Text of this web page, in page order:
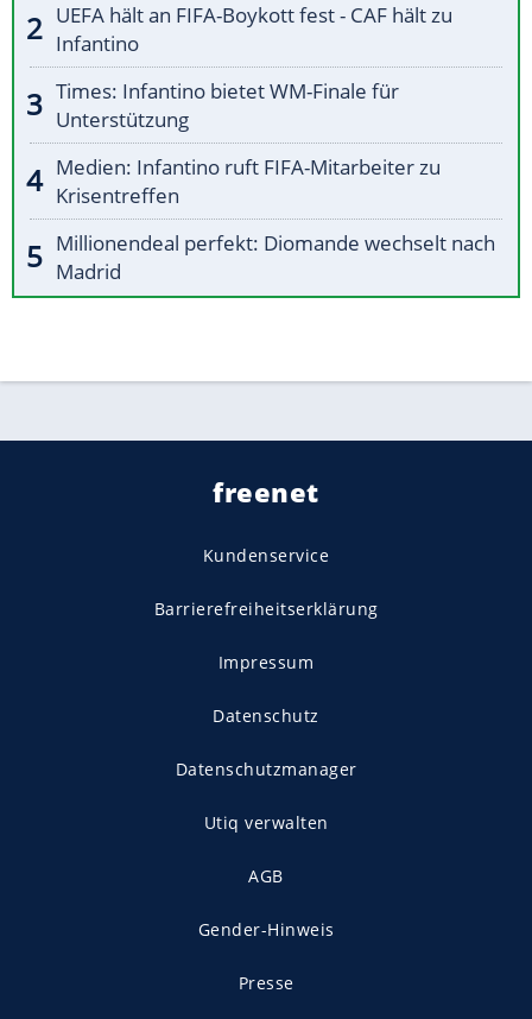
UEFA hält an FIFA-Boykott fest - CAF hält zu
Infantino
Times: Infantino bietet WM-Finale für
Unterstützung
Medien: Infantino ruft FIFA-Mitarbeiter zu
Krisentreffen
Millionendeal perfekt: Diomande wechselt nach
Madrid
freenet
Kundenservice
Barrierefreiheitserklärung
Impressum
Datenschutz
Datenschutzmanager
Utiq verwalten
AGB
Gender-Hinweis
Presse